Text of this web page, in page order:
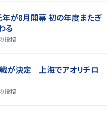
年が8月開幕 初の年度またぎ
る
投稿
戦が決定 上海でアオリチロ
投稿